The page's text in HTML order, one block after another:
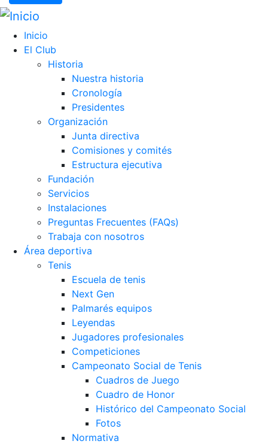
Inicio
El Club
Historia
Nuestra historia
Cronología
Presidentes
Organización
Junta directiva
Comisiones y comités
Estructura ejecutiva
Fundación
Servicios
Instalaciones
Preguntas Frecuentes (FAQs)
Trabaja con nosotros
Área deportiva
Tenis
Escuela de tenis
Next Gen
Palmarés equipos
Leyendas
Jugadores profesionales
Competiciones
Campeonato Social de Tenis
Cuadros de Juego
Cuadro de Honor
Histórico del Campeonato Social
Fotos
Normativa